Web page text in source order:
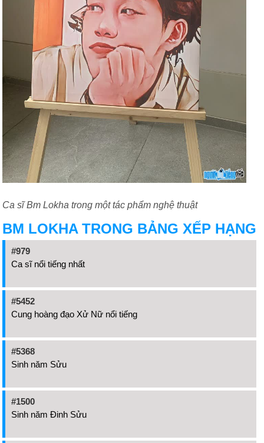
Ca sĩ Bm Lokha trong một tác phẩm nghệ thuật
BM LOKHA TRONG BẢNG XẾP HẠNG
#979
Ca sĩ nổi tiếng nhất
#5452
Cung hoàng đạo Xử Nữ nổi tiếng
#5368
Sinh năm Sửu
#1500
Sinh năm Đinh Sửu